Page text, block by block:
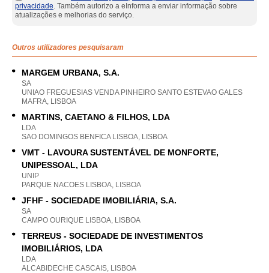
privacidade. Também autorizo a eInforma a enviar informação sobre
atualizações e melhorias do serviço.
Outros utilizadores pesquisaram
MARGEM URBANA, S.A.
SA
UNIAO FREGUESIAS VENDA PINHEIRO SANTO ESTEVAO GALES
MAFRA, LISBOA
MARTINS, CAETANO & FILHOS, LDA
LDA
SAO DOMINGOS BENFICA LISBOA, LISBOA
VMT - LAVOURA SUSTENTÁVEL DE MONFORTE,
UNIPESSOAL, LDA
UNIP
PARQUE NACOES LISBOA, LISBOA
JFHF - SOCIEDADE IMOBILIÁRIA, S.A.
SA
CAMPO OURIQUE LISBOA, LISBOA
TERREUS - SOCIEDADE DE INVESTIMENTOS
IMOBILIÁRIOS, LDA
LDA
ALCABIDECHE CASCAIS, LISBOA